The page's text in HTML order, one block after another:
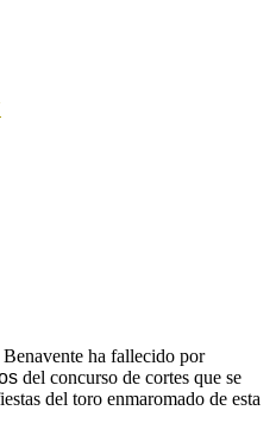
ha fallecido por
del concurso de cortes que se
del toro enmaromado de esta